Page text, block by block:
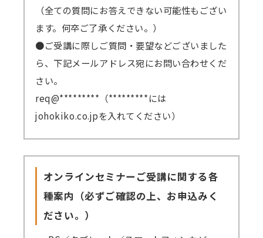
（全ての質問にお答えできない可能性もござい
ます。何卒ご了承ください。）
●ご受講に際しご質問・要望などございました
ら、下記メールアドレス宛にお問い合わせくだ
さい。
req@*********（*********には
johokiko.co.jpを入れてください）
オンラインセミナーご受講に関する各
種案内（必ずご確認の上、お申込みく
ださい。）